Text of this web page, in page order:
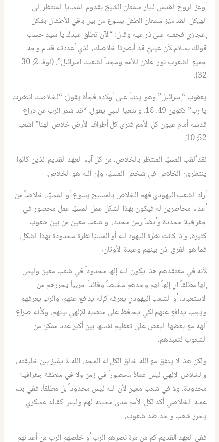
أوعز الروح القدس للبار سمعان الشيخ بقدوم المسايا المنتظر إلى
الهيكل، لقد ميّز سمعان الطفل يسوع من بين باقي الأطفال بشكل
إعجازي فحمله على ذراعيه وقال: “الآن تطلق عبدك يا سيد حسب
قولك بسلام لأن عينيّ قد أبصرتا خلاصك، الذي أعددته قدام وجه
جميع الشعوب نور اعلان للأمم ومجداً لشعبك اسرائيل”. (لوقا 2: 30-
32).
يعقوب “إسرائيل” وهو يتنبأ على أولاده فجأة يقول: “لخلاصك انتظرت
يا رب” تكوين 49: 18. واشعيا النبي يقول: “قد شمر الرب عن ذراع
قدسه أمام عيون كل الأمم فترى كل أطراف الأرض خلاص الهنا” اشعيا
52: 10.
لقد ُلقب المسيّا المنتظر بالخلاص، من كل آباء العهد القديم الذين كانوا
ينتظرون الخلاص في شخص المسيّا، وإن الله هو الخلاص.
أراد الشعب اليهودي فهم الخلاص بالمسيح يسوع أو المسيّا، خلاصاً من
أعداء محاصرين له فيكون بهذا الشكل عمل المسيّا عمل محصور في
جغرافية محددة وأيضاً زمن محدد، أو شعب معين من بين شعوب
كثيرة، وإذا كانت نظرة اليهود لله أو المسيّا نظرة محدودة بهذا الشكل،
فما هو الفرق اذن بينهم وعبدة الأوثان،
لأنه في معتقدهم هذا يكون الله إلها محدوداً في شعب معين وليس
إلها مطلقاً اي إلهاً لهم وحدهم مخلصاً وقائداً حربياً يحررهم من
الاستعباد، أو الشعب اليهودي يعرفه كإله يدافع عنهم، والرب يعرفهم
ويجب يدافع عنهم لكي يحافظ على منصبه الإلهي بينهم، وكأنه صراع
آلهة مع بعضها البعض على تعظيم نفسها بين أكبر عدد ممكن من
الشعوب لتعبدهم،
ولكن هذا لا يتفق مع الله خالق الكل له المجد، الله لا يمّيز بين خليقته،
والخلاص الإلهي ليس عملاً محصوراً في زمن ولا في منطقة جغرافية
محدودة، ولا في شعب معين لأن الله ليس محدوداً بل مطلقاً، ففي بدء
عمله الخلاصي أكد لكل الأمم مدى محبته لهم وليس كقائد عسكري
يحرر شعب واحد ضد شعوب،
ففي العهد القديم كم من مرة نصرهم الرب أو خلصهم الرب من أعدائهم